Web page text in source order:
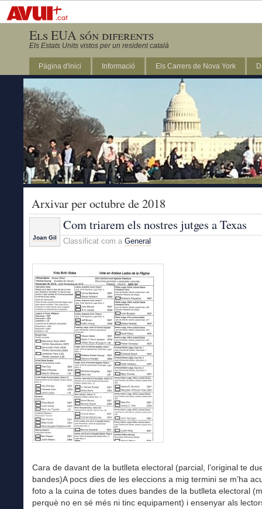
Els EUA són diferents
Els Estats Units vistos per un resident català
Pàgina d'inici Informació Els Carrers de Nova York
Arxivar per octubre de 2018
Joan Gil
Com triarem els nostres jutges a Texas
Classificat com a General
Cara de davant de la butlleta electoral (parcial, l’original te
bandes)A pocs dies de les eleccions a mig termini se m’ha
foto a la cuina de totes dues bandes de la butlleta electoral
perquè no en sé més ni tinc equipament) i ensenyar als